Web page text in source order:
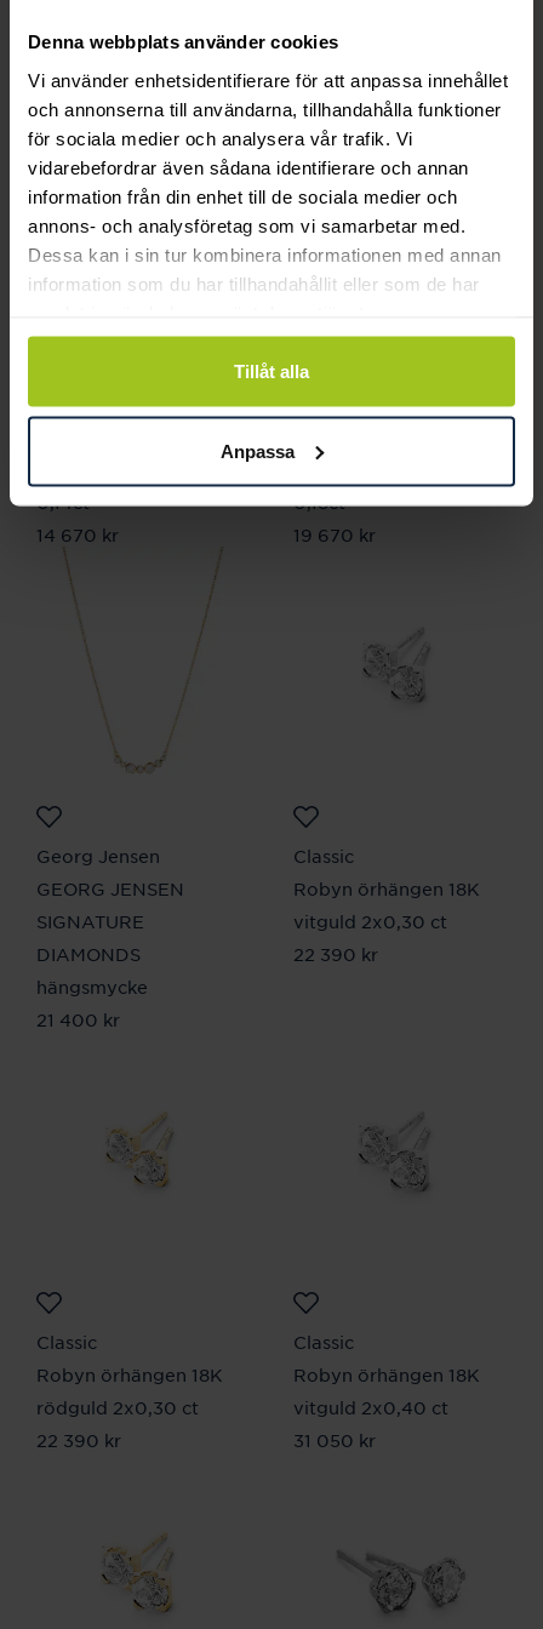
Denna webbplats använder cookies
Vi använder enhetsidentifierare för att anpassa innehållet
och annonserna till användarna, tillhandahålla funktioner
för sociala medier och analysera vår trafik. Vi
vidarebefordrar även sådana identifierare och annan
information från din enhet till de sociala medier och
annons- och analysföretag som vi samarbetar med.
Dessa kan i sin tur kombinera informationen med annan
information som du har tillhandahållit eller som de har
Tillåt alla
Anpassa
Estelle påhänge 18K RG
1,20 ct
Pris:42 000 kr
42 000 kr
Estelle Creoler 18K RG
0,18ct
Pris:19 440 kr
19 440 kr
0,14ct
Pris:14 670 kr
14 670 kr
0,18ct
Pris:19 670 kr
19 670 kr
Georg Jensen
GEORG JENSEN
SIGNATURE
DIAMONDS
hängsmycke
Pris:21 400 kr
21 400 kr
Classic
Robyn örhängen 18K
vitguld 2x0,30 ct
Pris:22 390 kr
22 390 kr
Classic
Robyn örhängen 18K
rödguld 2x0,30 ct
Pris:22 390 kr
22 390 kr
Classic
Robyn örhängen 18K
vitguld 2x0,40 ct
Pris:31 050 kr
31 050 kr